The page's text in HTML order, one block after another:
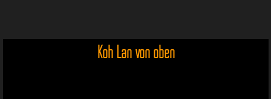
Koh Lan von oben